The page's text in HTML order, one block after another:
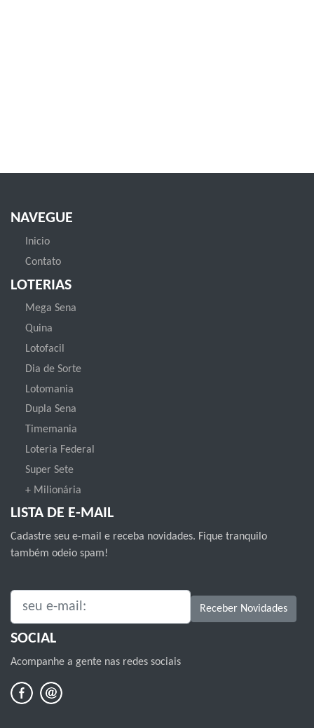
NAVEGUE
Inicio
Contato
LOTERIAS
Mega Sena
Quina
Lotofacil
Dia de Sorte
Lotomania
Dupla Sena
Timemania
Loteria Federal
Super Sete
+ Milionária
LISTA DE E-MAIL
Cadastre seu e-mail e receba novidades. Fique tranquilo
também odeio spam!
SEU E-MAIL: Receber Novidades
SOCIAL
Acompanhe a gente nas redes sociais